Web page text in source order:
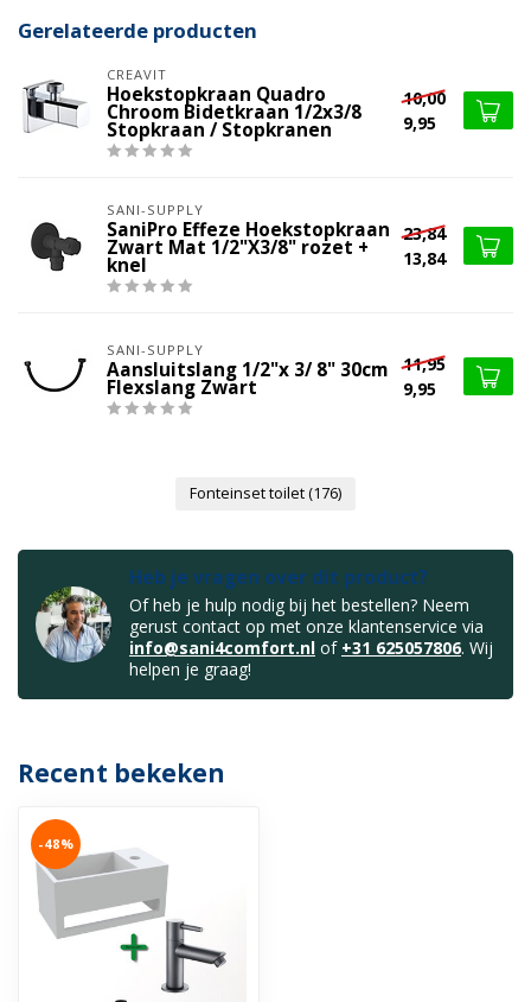
Gerelateerde producten
CREAVIT
Hoekstopkraan Quadro
Chroom Bidetkraan 1/2x3/8
Stopkraan / Stopkranen
10,00
9,95
SANI-SUPPLY
SaniPro Effeze Hoekstopkraan
Zwart Mat 1/2"X3/8" rozet +
knel
23,84
13,84
SANI-SUPPLY
Aansluitslang 1/2"x 3/ 8" 30cm
Flexslang Zwart
11,95
9,95
Fonteinset toilet(176)
Heb je vragen over dit product?
Of heb je hulp nodig bij het bestellen? Neem
gerust contact op met onze klantenservice via
info@sani4comfort.nl of +31 625057806. Wij
helpen je graag!
Recent bekeken
-48%